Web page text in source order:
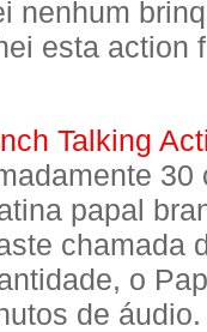
nenhum
esta action
Talking
30
papal
chamada
o
de áudio.